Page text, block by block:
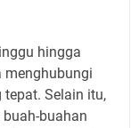
hingga
menghubungi
Selain itu,
buahan